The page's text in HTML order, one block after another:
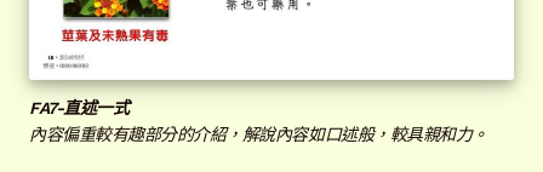
FA7-直述一式
內容偏重較有趣部分的介紹，解說內容如口述般，較具親和力。